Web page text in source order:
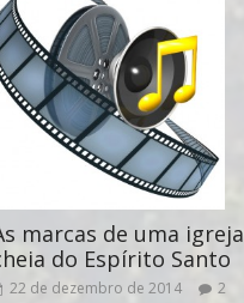
marcas de uma igreja
do Espírito Santo
22 de dezembro de 2014 2